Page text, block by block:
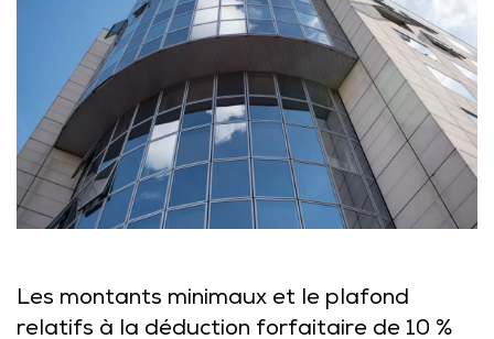
Les montants minimaux et le plafond
relatifs à la déduction forfaitaire de 10 %